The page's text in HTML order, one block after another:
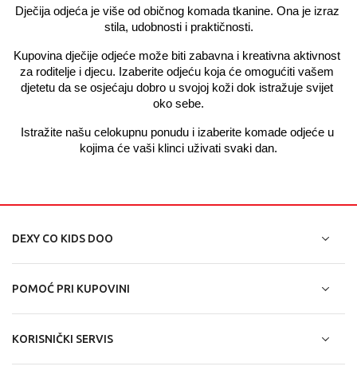
Dječija odjeća je više od običnog komada tkanine. Ona je izraz
stila, udobnosti i praktičnosti.
Kupovina dječije odjeće može biti zabavna i kreativna aktivnost
za roditelje i djecu. Izaberite odjeću koja će omogućiti vašem
djetetu da se osjećaju dobro u svojoj koži dok istražuje svijet
oko sebe.
Istražite našu celokupnu ponudu i izaberite komade odjeće u
kojima će vaši klinci uživati svaki dan.
DEXY CO KIDS DOO
POMOĆ PRI KUPOVINI
KORISNIČKI SERVIS